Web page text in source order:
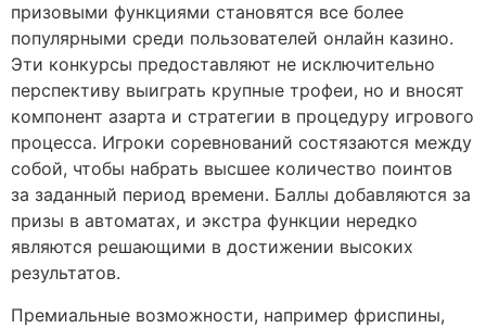
призовыми функциями становятся все более
популярными среди пользователей онлайн казино.
Эти конкурсы предоставляют не исключительно
перспективу выиграть крупные трофеи, но и вносят
компонент азарта и стратегии в процедуру игрового
процесса. Игроки соревнований состязаются между
собой, чтобы набрать высшее количество поинтов
за заданный период времени. Баллы добавляются за
призы в автоматах, и экстра функции нередко
являются решающими в достижении высоких
результатов.
Премиальные возможности, например фриспины,